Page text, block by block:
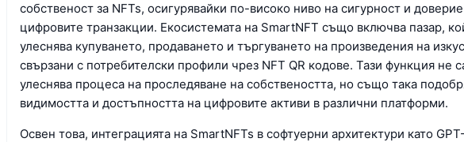
собственост за NFTs, осигурявайки по-високо ниво на сигурност и
цифровите транзакции. Екосистемата на SmartNFT също включва пазар,
улеснява купуването, продаването и търгуването на произведения на
свързани с потребителски профили чрез NFT QR кодове. Тази функция не
улеснява процеса на проследяване на собствеността, но също така
видимостта и достъпността на цифровите активи в различни платформи.
Освен това, интеграцията на SmartNFTs в софтуерни архитектури като